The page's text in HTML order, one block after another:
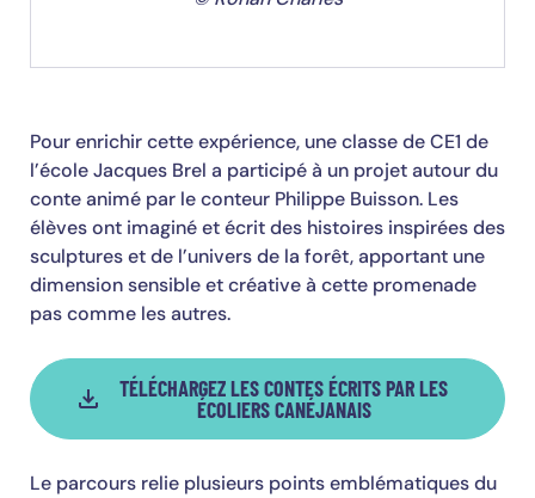
Pour enrichir cette expérience, une classe de CE1 de
l’école Jacques Brel a participé à un projet autour du
conte animé par le conteur Philippe Buisson. Les
élèves ont imaginé et écrit des histoires inspirées des
sculptures et de l’univers de la forêt, apportant une
dimension sensible et créative à cette promenade
pas comme les autres.
TÉLÉCHARGEZ LES CONTES ÉCRITS PAR LES
ÉCOLIERS CANÉJANAIS
Le parcours relie plusieurs points emblématiques du